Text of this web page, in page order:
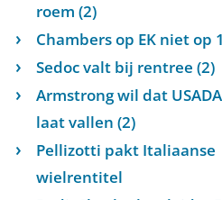
roem (2)
Chambers op EK niet op
Sedoc valt bij rentree (2)
Armstrong wil dat
laat vallen (2)
Pellizotti pakt Italiaanse
wielrentitel